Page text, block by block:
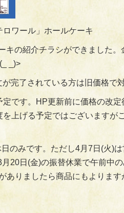
ワール」ホールケーキ
キの紹介チラシができました
_)>
完了されている方は旧価格で
です。HP更新前に価格の改
上げる予定ではございますが
のみです。ただし4月7日(火)
20日(金)の振替休業で午前中
ありましたら商品にもよりま